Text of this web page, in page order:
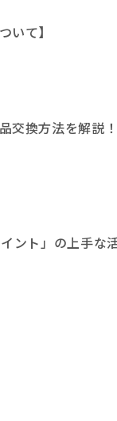
いて】
交換方法を解説！
ント」の上手な